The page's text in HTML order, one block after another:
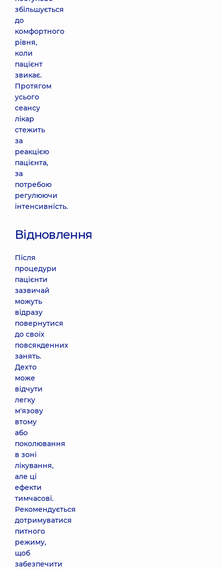
збільшується
до
комфортного
рівня,
коли
пацієнт
звикає.
Протягом
усього
сеансу
лікар
стежить
за
реакцією
пацієнта,
за
потребою
регулюючи
інтенсивність.
Відновлення
Після
процедури
пацієнти
зазвичай
можуть
відразу
повернутися
до своїх
повсякденних
занять.
Дехто
може
відчути
легку
м'язову
втому
або
поколювання
в зоні
лікування,
але ці
ефекти
тимчасові.
Рекомендується
дотримуватися
питного
режиму,
щоб
забезпечити